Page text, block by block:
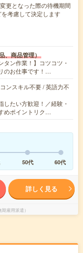
となった際の待機期間
考慮して決定します
、商品管理）
タン作業！】コツコツ・
のお仕事です！…
ンスキル不要 / 英語力不
たい方歓迎！／経験・
めポイントリク…
50代 60代
詳しく見る
雇用派遣）